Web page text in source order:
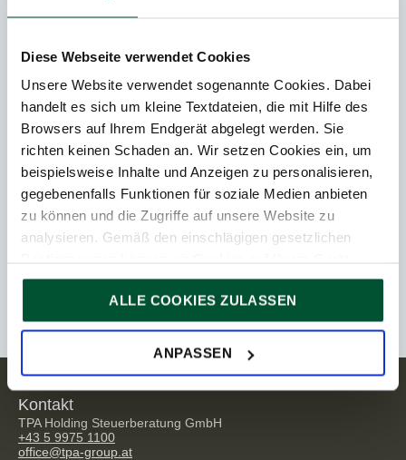
Diese Webseite verwendet Cookies
Unsere Website verwendet sogenannte Cookies. Dabei
handelt es sich um kleine Textdateien, die mit Hilfe des
Browsers auf Ihrem Endgerät abgelegt werden. Sie
richten keinen Schaden an. Wir setzen Cookies ein, um
beispielsweise Inhalte und Anzeigen zu personalisieren,
gegebenenfalls Funktionen für soziale Medien anbieten
zu können und die Zugriffe auf unsere Website zu
analysieren. Gemäß den einschlägigen gesetzlichen
speichern, wenn diese für den Betrieb unserer Website
unbedingt notwendig sind. Für alle anderen Cookie-Typen
ersuchen wir um Ihre Einwilligung.
Sie können Ihre Einwilligung jederzeit in der
ALLE COOKIES ZULASSEN
ANPASSEN
Young Professionals
Messe
Kontakt
Ähnliche Beiträge
Kontakt
TPA Holding Steuerberatung GmbH
+43 5 9975 1100
office@tpa-group.at